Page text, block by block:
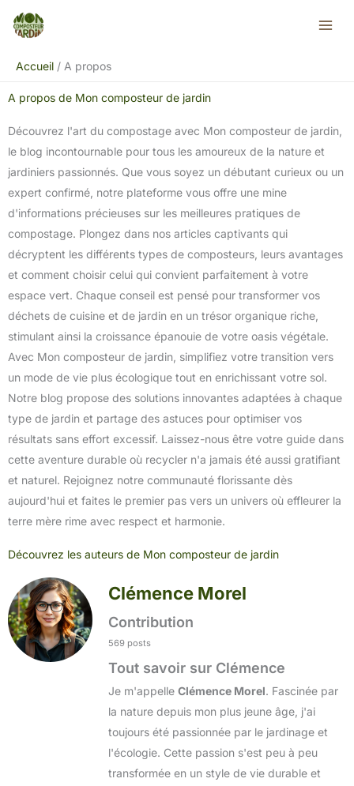
Accueil
A propos
A propos de Mon composteur de jardin
Découvrez l'art du compostage avec Mon composteur de jardin,
le blog incontournable pour tous les amoureux de la nature et
jardiniers passionnés. Que vous soyez un débutant curieux ou un
expert confirmé, notre plateforme vous offre une mine
d'informations précieuses sur les meilleures pratiques de
compostage. Plongez dans nos articles captivants qui
décryptent les différents types de composteurs, leurs avantages
et comment choisir celui qui convient parfaitement à votre
espace vert. Chaque conseil est pensé pour transformer vos
déchets de cuisine et de jardin en un trésor organique riche,
stimulant ainsi la croissance épanouie de votre oasis végétale.
Avec Mon composteur de jardin, simplifiez votre transition vers
un mode de vie plus écologique tout en enrichissant votre sol.
Notre blog propose des solutions innovantes adaptées à chaque
type de jardin et partage des astuces pour optimiser vos
résultats sans effort excessif. Laissez-nous être votre guide dans
cette aventure durable où recycler n'a jamais été aussi gratifiant
et naturel. Rejoignez notre communauté florissante dès
aujourd'hui et faites le premier pas vers un univers où effleurer la
terre mère rime avec respect et harmonie.
Découvrez les auteurs de Mon composteur de jardin
Clémence Morel
Contribution
569 posts
Tout savoir sur Clémence
Je m'appelle Clémence Morel. Fascinée par
la nature depuis mon plus jeune âge, j'ai
toujours été passionnée par le jardinage et
l'écologie. Cette passion s'est peu à peu
transformée en un style de vie durable et